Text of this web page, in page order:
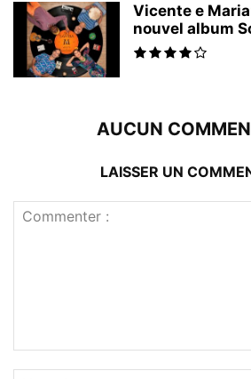
Vicente e
nouvel album
AUCUN
LAISSER UN